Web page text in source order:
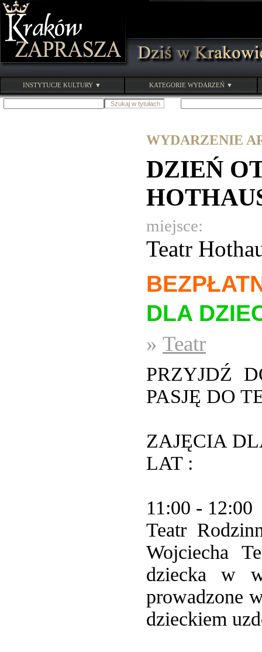
INSTYTUCJE KULTURY ▼ KATEGORIE WYDARZEŃ ▼
WYDARZENIE
DZIEŃ
miejsce:
Teatr
DLA
» Teatr
PRZYJDŹ
PASJĘ DO
ZAJĘCIA
LAT :
11:00 - 12:00
Teatr
Wojciecha
dziecka w
prowadzone
dzieckiem